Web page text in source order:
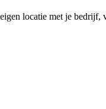
locatie met je